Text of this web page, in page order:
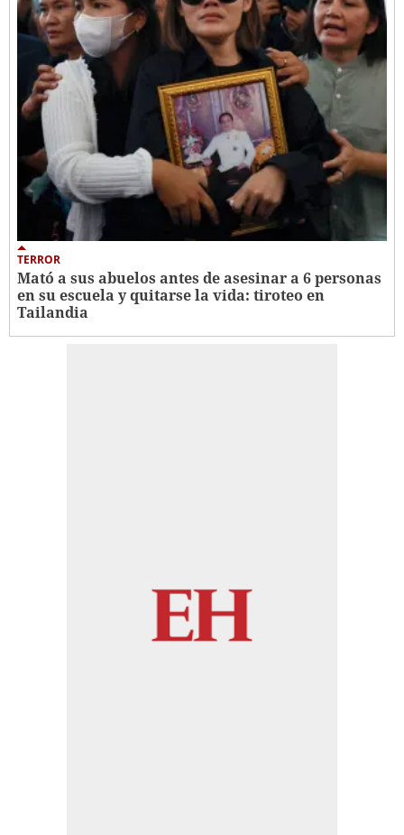
TERROR
Mató a sus abuelos antes de asesinar a 6 personas
en su escuela y quitarse la vida: tiroteo en
Tailandia